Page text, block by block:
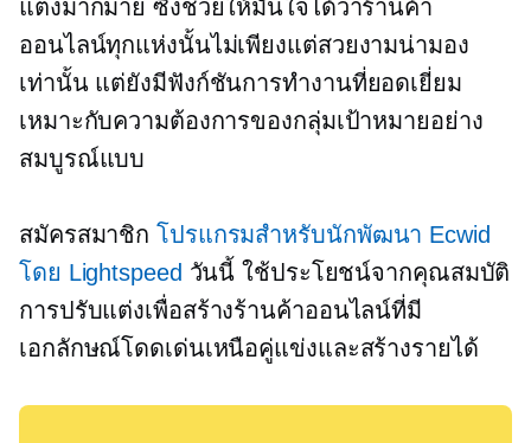
แต่งมากมาย ซึ่งช่วยให้มั่นใจได้ว่าร้านค้า
ออนไลน์ทุกแห่งนั้นไม่เพียงแต่สวยงามน่ามอง
เท่านั้น แต่ยังมีฟังก์ชันการทำงานที่ยอดเยี่ยม
เหมาะกับความต้องการของกลุ่มเป้าหมายอย่าง
สมบูรณ์แบบ
สมัครสมาชิกโปรแกรมสำหรับนักพัฒนา Ecwid
โดย Lightspeed วันนี้ ใช้ประโยชน์จากคุณสมบัติ
การปรับแต่งเพื่อสร้างร้านค้าออนไลน์ที่มี
เอกลักษณ์โดดเด่นเหนือคู่แข่งและสร้างรายได้